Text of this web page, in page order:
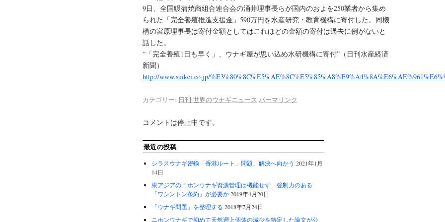
9日、全国鰻蒲焼商組合連合会の涌井理事長らが国内のおよを250業者から集め
られた「完全養殖推進支援金」590万円を水産研究・教育機構に寄付した。同機
構の宮原理事長は寄付金額としてはこれほどの金額の寄付は過去に例がないと
話した。
“「完全養殖1日も早く」、ウナギ屋が思い込め水研機構に寄付”（日刊水産経済
新聞）
http://www.suikei.co.jp/
カテゴリー: 日刊 世界のウナギニュース パーマリンク
コメントは停止中です。
最近の投稿
シラスウナギ密輸「香港ルート」問題、解決へ向かう 2021年1月
14日
東アジアのニホンウナギ資源管理は機能せず 強制力のある
「ワシントン条約」が必要か2019年4月20日
「ウナギ問題」を整理する 2018年7月24日
ニホンウナギで初めて天然遡上個体の減少を特定した論文が公